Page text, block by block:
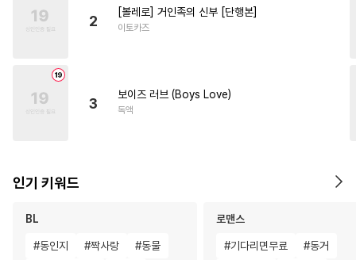
2
[볼레로] 거인족의 신부 [단행본]
이토카즈
3
보이즈 러브 (Boys Love)
독액
인기 키워드
BL
#동인지 #짝사랑 #동물
로맨스
#기다리면무료 #동거